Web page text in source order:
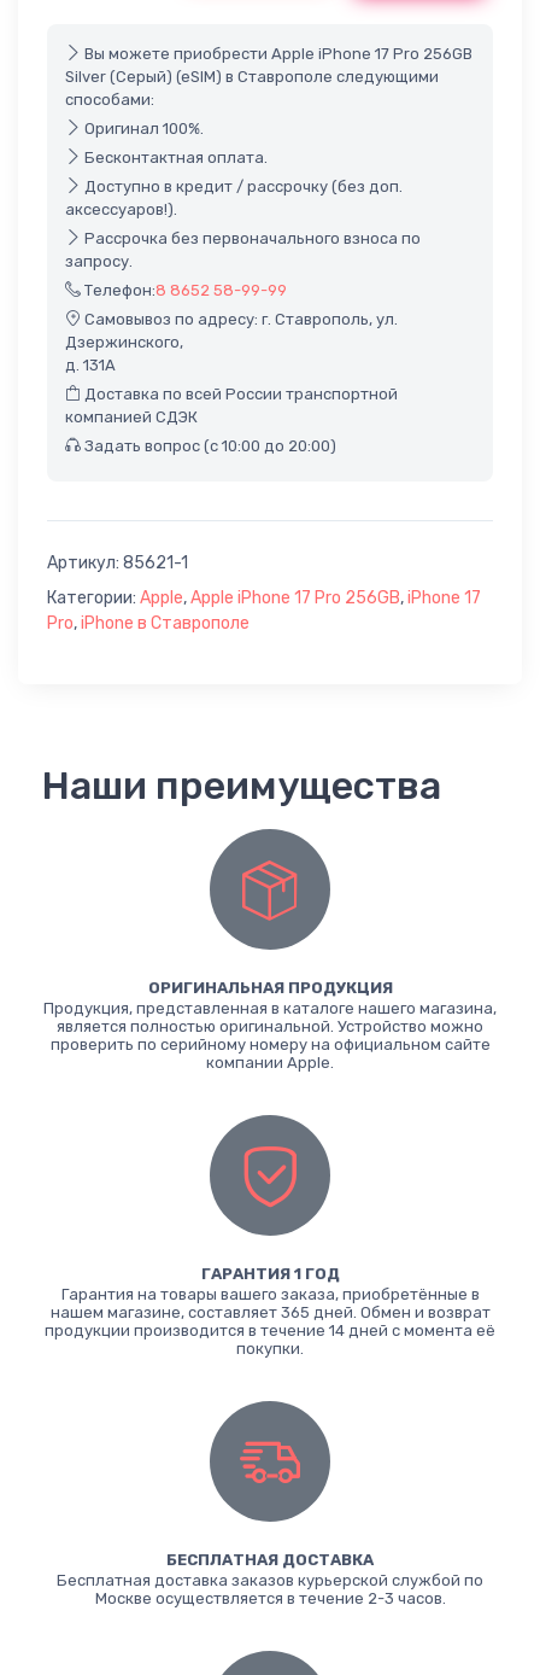
Вы можете приобрести Apple iPhone 17 Pro 256GB
Silver (Серый) (eSIM) в Ставрополе следующими
способами:
Оригинал 100%.
Бесконтактная оплата.
Доступно в кредит / рассрочку (без доп.
аксессуаров!).
Рассрочка без первоначального взноса по
запросу.
Телефон:8 8652 58-99-99
Самовывоз по адресу: г. Ставрополь, ул.
Дзержинского,
д. 131А
Доставка по всей России транспортной
компанией СДЭК
Задать вопрос (с 10:00 до 20:00)
Артикул: 85621-1
Категории: Apple,Apple iPhone 17 Pro 256GB,iPhone 17
Pro,iPhone в Ставрополе
Наши преимущества
ОРИГИНАЛЬНАЯ ПРОДУКЦИЯ
Продукция, представленная в каталоге нашего магазина,
является полностью оригинальной. Устройство можно
проверить по серийному номеру на официальном сайте
компании Apple.
ГАРАНТИЯ 1 ГОД
Гарантия на товары вашего заказа, приобретённые в
нашем магазине, составляет 365 дней. Обмен и возврат
продукции производится в течение 14 дней с момента её
покупки.
БЕСПЛАТНАЯ ДОСТАВКА
Бесплатная доставка заказов курьерской службой по
Москве осуществляется в течение 2-3 часов.